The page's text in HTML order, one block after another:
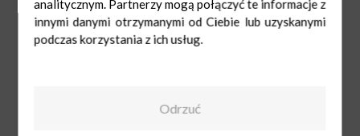
analitycznym. Partnerzy mogą połączyć te informacje z
innymi danymi otrzymanymi od Ciebie lub uzyskanymi
podczas korzystania z ich usług.
Odrzuć